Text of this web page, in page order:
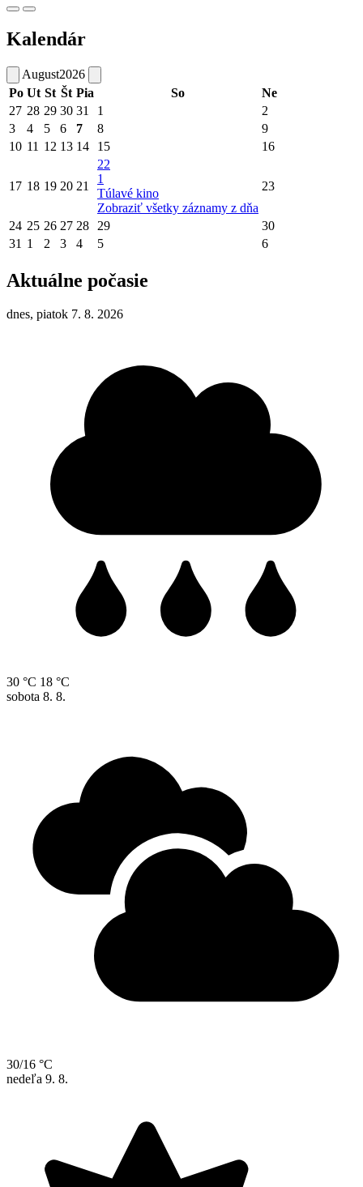
Kalendár
August2026
Po Ut St Št Pia So
Ne
27 28 29 30 31 1
2
3
4 5 6 7 8
9
10 11 12 13 14 15 16
17 18 19 20 21
22
1
Túlavé kino
Zobraziť všetky záznamy z dňa
23
24 25 26 27 28 29
30
31 1 2 3 4 5 6
Aktuálne počasie
dnes, piatok 7. 8. 2026
30 °C 18 °C
sobota 8. 8.
30/16 °C
nedeľa 9. 8.